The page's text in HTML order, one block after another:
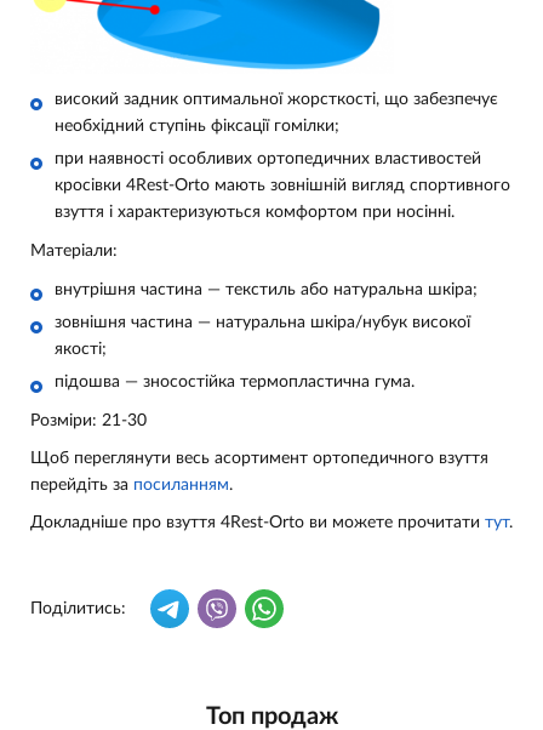
високий задник оптимальної жорсткості, що забезпечує
необхідний ступінь фіксації гомілки;
при наявності особливих ортопедичних властивостей
кросівки 4Rest-Orto мають зовнішній вигляд спортивного
взуття і характеризуються комфортом при носінні.
Матеріали:
внутрішня частина — текстиль або натуральна шкіра;
зовнішня частина — натуральна шкіра/нубук високої
якості;
підошва — зносостійка термопластична гума.
Розміри: 21-30
Щоб переглянути весь асортимент ортопедичного взуття
перейдіть за посиланням.
Докладніше про взуття 4Rest-Orto ви можете прочитати тут.
Поділитись:
Топ продаж